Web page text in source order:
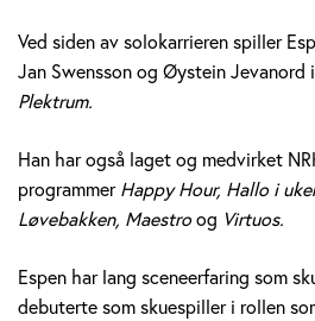
e
k
H
o
l
m
Ved siden av solokarrieren spiller
Jan Swensson og Øystein Jevanord
Plektrum.
Han har også laget og medvirket
programmerHappy Hour, Hallo i
Løvebakken, Maestroog Virtuos.
Espen har lang sceneerfaring som
debuterte som skuespiller i rollen